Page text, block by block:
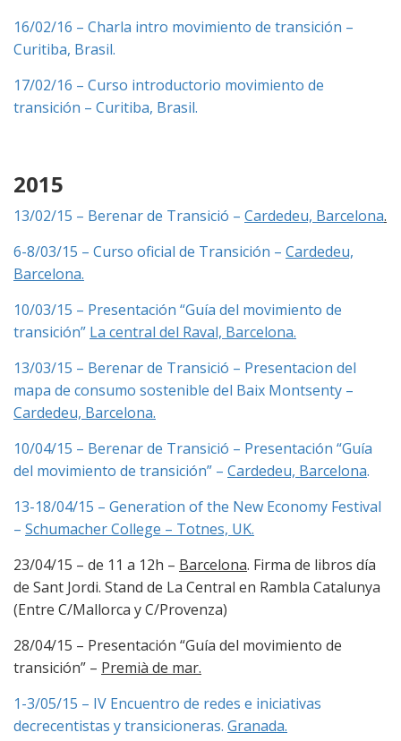
16/02/16 – Charla intro movimiento de transición –
Curitiba, Brasil.
17/02/16 – Curso introductorio movimiento de
transición – Curitiba, Brasil.
2015
13/02/15 – Berenar de Transició – Cardedeu, Barcelona.
6-8/03/15 – Curso oficial de Transición – Cardedeu,
Barcelona.
10/03/15 – Presentación “Guía del movimiento de
transición” La central del Raval, Barcelona.
13/03/15 – Berenar de Transició – Presentacion del
mapa de consumo sostenible del Baix Montsenty –
Cardedeu, Barcelona.
10/04/15 – Berenar de Transició – Presentación “Guía
del movimiento de transición” – Cardedeu, Barcelona.
13-18/04/15 – Generation of the New Economy Festival
– Schumacher College – Totnes, UK.
23/04/15 – de 11 a 12h – Barcelona. Firma de libros día
de Sant Jordi. Stand de La Central en Rambla Catalunya
(Entre C/Mallorca y C/Provenza)
28/04/15 – Presentación “Guía del movimiento de
transición” – Premià de mar.
1-3/05/15 – IV Encuentro de redes e iniciativas
decrecentistas y transicioneras. Granada.